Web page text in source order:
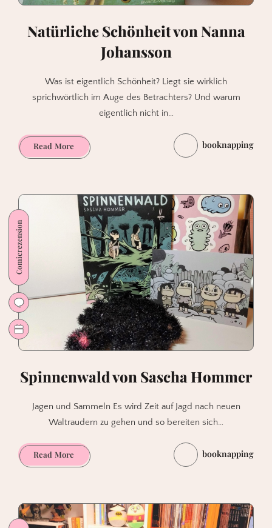
Natürliche Schönheit von Nanna
Johansson
Was ist eigentlich Schönheit? Liegt sie wirklich
sprichwörtlich im Auge des Betrachters? Und warum
eigentlich nicht in…
Read MoreNatürliche
Schönheit
Johansson
booknapping
Comicrezension
Spinnenwald von Sascha Hommer
Jagen und Sammeln Es wird Zeit auf Jagd nach neuen
Waltraudern zu gehen und so bereiten sich…
Read MoreSpinnenwald
von
booknapping